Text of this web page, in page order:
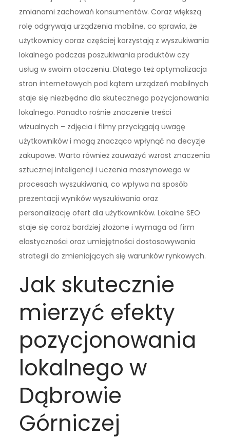
zmianami zachowań konsumentów. Coraz większą
rolę odgrywają urządzenia mobilne, co sprawia, że
użytkownicy coraz częściej korzystają z wyszukiwania
lokalnego podczas poszukiwania produktów czy
usług w swoim otoczeniu. Dlatego też optymalizacja
stron internetowych pod kątem urządzeń mobilnych
staje się niezbędna dla skutecznego pozycjonowania
lokalnego. Ponadto rośnie znaczenie treści
wizualnych – zdjęcia i filmy przyciągają uwagę
użytkowników i mogą znacząco wpłynąć na decyzje
zakupowe. Warto również zauważyć wzrost znaczenia
sztucznej inteligencji i uczenia maszynowego w
procesach wyszukiwania, co wpływa na sposób
prezentacji wyników wyszukiwania oraz
personalizację ofert dla użytkowników. Lokalne SEO
staje się coraz bardziej złożone i wymaga od firm
elastyczności oraz umiejętności dostosowywania
strategii do zmieniających się warunków rynkowych.
Jak skutecznie
mierzyć efekty
pozycjonowania
lokalnego w
Dąbrowie
Górniczej